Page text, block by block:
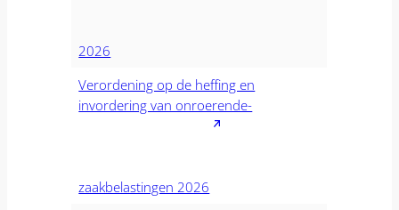
2026
Verordening op de heffing en
invordering van onroerende-
zaakbelastingen 2026